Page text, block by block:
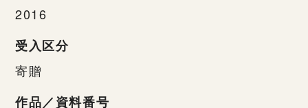
2016
受入区分
寄贈
作品／資料番号